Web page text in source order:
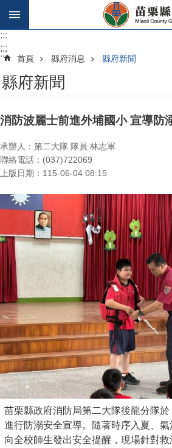
跳到主要內容區塊
:::
:::
::: 首頁 縣府消息 縣府新聞
縣府新聞
消防波麗士前進外埔國小 宣導防
承辦人：第二大隊 隊員 林志軍
聯絡電話：(037)722069
上版日期：115-06-04 08:15
苗栗縣政府消防局第二大隊後龍分隊
進行防溺安全宣導。隨著時序入夏、氣
向全校師生發出安全提醒，現場針對救